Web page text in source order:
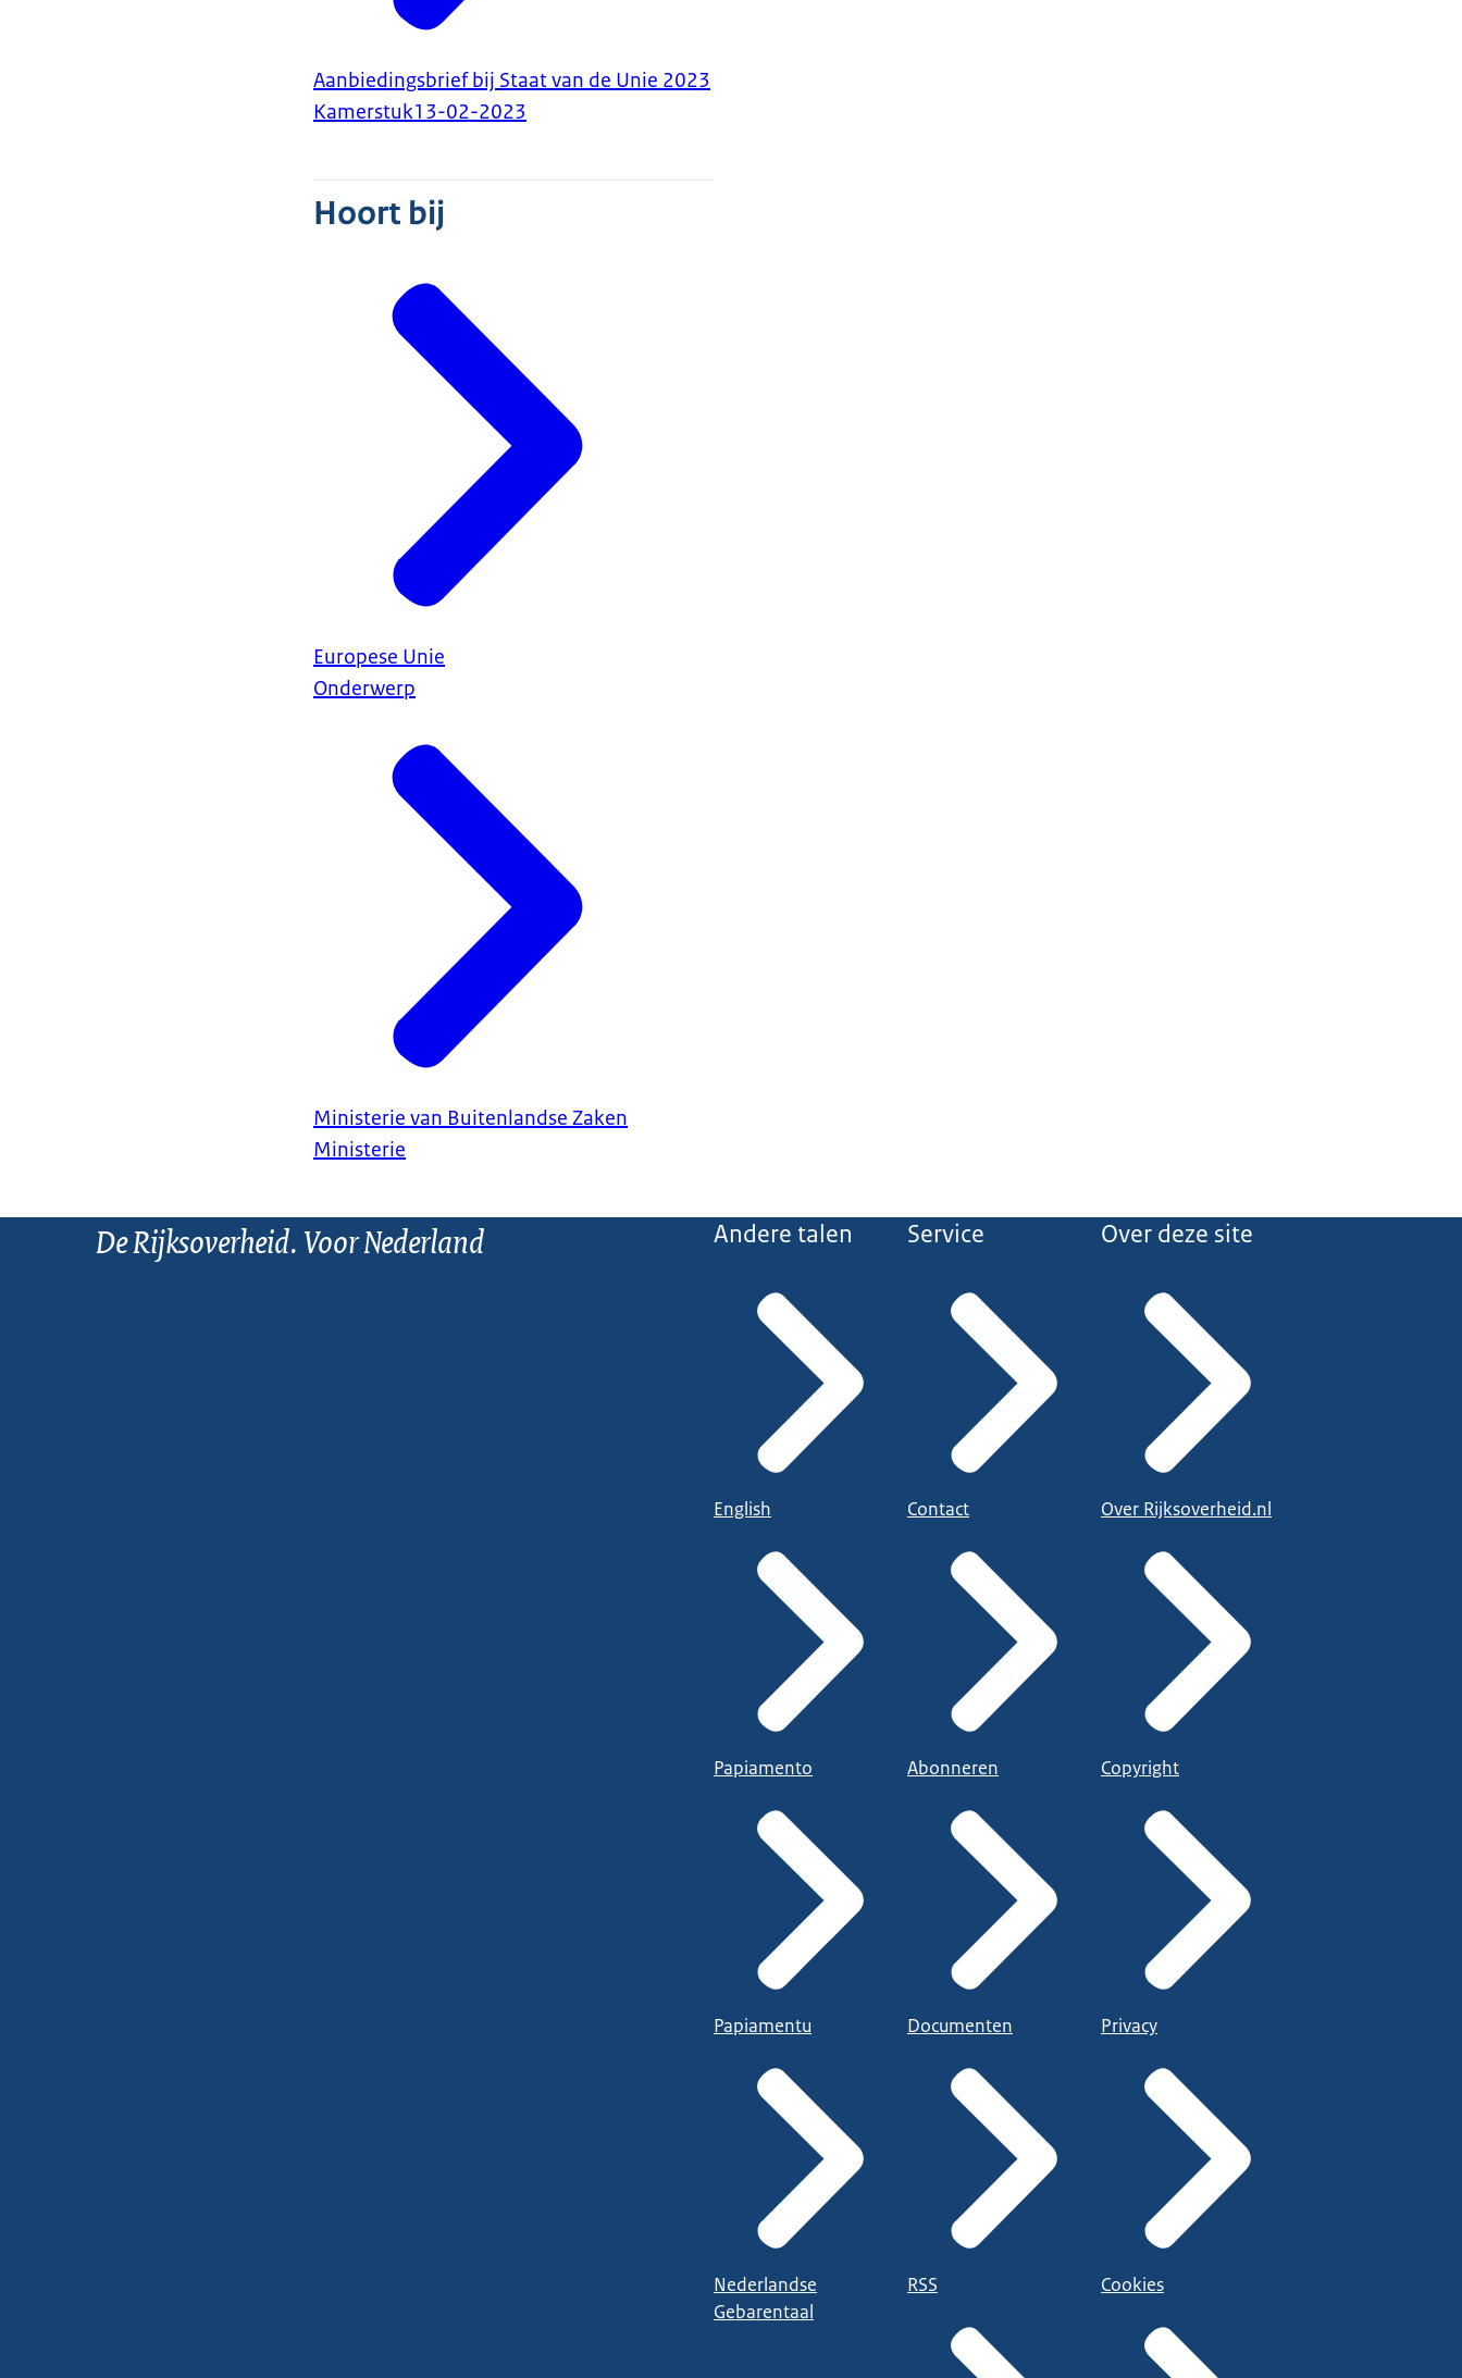
Aanbiedingsbrief bij Staat van de Unie 2023
Kamerstuk13-02-2023
Hoort bij
Europese Unie
Onderwerp
Ministerie van Buitenlandse Zaken
Ministerie
De Rijksoverheid. Voor Nederland Andere talen
English
Papiamento
Papiamentu
Nederlandse
Gebarentaal
Service
Contact
Abonneren
Documenten
RSS
Over deze site
Over Rijksoverheid.nl
Copyright
Privacy
Cookies